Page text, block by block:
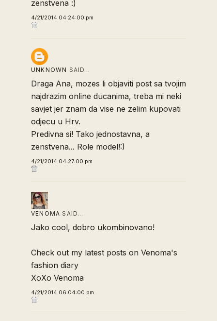
zenstvena :)
4/21/2014 04:24:00 pm
UNKNOWN SAID…
Draga Ana, mozes li objaviti post sa tvojim
najdrazim online ducanima, treba mi neki
savjet jer znam da vise ne zelim kupovati
odjecu u Hrv.
Predivna si! Tako jednostavna, a
zenstvena... Role model!:)
4/21/2014 04:27:00 pm
VENOMA SAID…
Jako cool, dobro ukombinovano!
Check out my latest posts on Venoma's
fashion diary
XoXo Venoma
4/21/2014 06:04:00 pm